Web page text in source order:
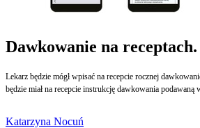
Dawkowanie na
Lekarz będzie mógł wpisać na recepcie rocznej
będzie miał na recepcie instrukcję dawkowania
Katarzyna Nocuń